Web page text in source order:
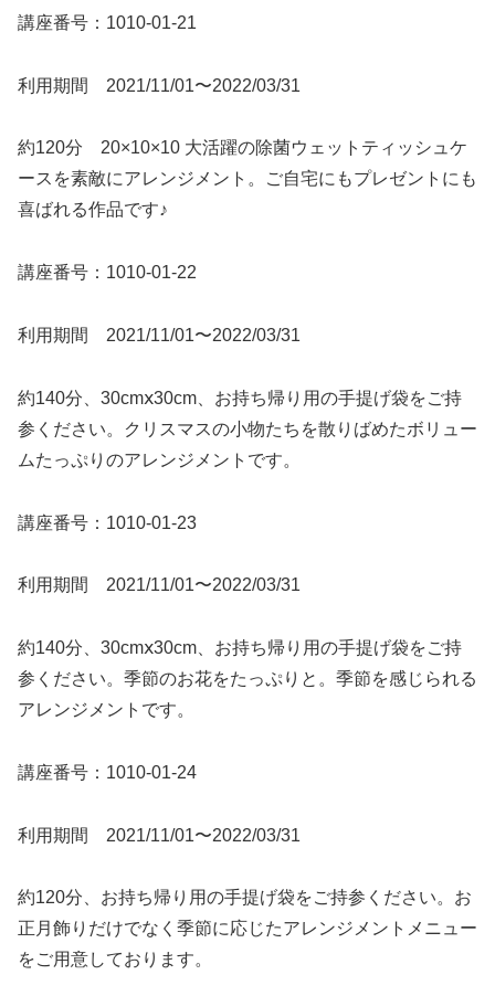
講座番号：1010-01-21
利用期間 2021/11/01〜2022/03/31
約120分 20×10×10 大活躍の除菌ウェットティッシュケ
ースを素敵にアレンジメント。ご自宅にもプレゼントにも
喜ばれる作品です♪
講座番号：1010-01-22
利用期間 2021/11/01〜2022/03/31
約140分、30cmⅹ30cm、お持ち帰り用の手提げ袋をご持
参ください。クリスマスの小物たちを散りばめたボリュー
ムたっぷりのアレンジメントです。
講座番号：1010-01-23
利用期間 2021/11/01〜2022/03/31
約140分、30cmⅹ30cm、お持ち帰り用の手提げ袋をご持
参ください。季節のお花をたっぷりと。季節を感じられる
アレンジメントです。
講座番号：1010-01-24
利用期間 2021/11/01〜2022/03/31
約120分、お持ち帰り用の手提げ袋をご持参ください。お
正月飾りだけでなく季節に応じたアレンジメントメニュー
をご用意しております。